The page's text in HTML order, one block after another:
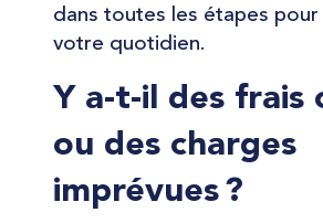
dans toutes les étapes pour
votre quotidien.
Y a-t-il des frais
ou des charges
imprévues ?